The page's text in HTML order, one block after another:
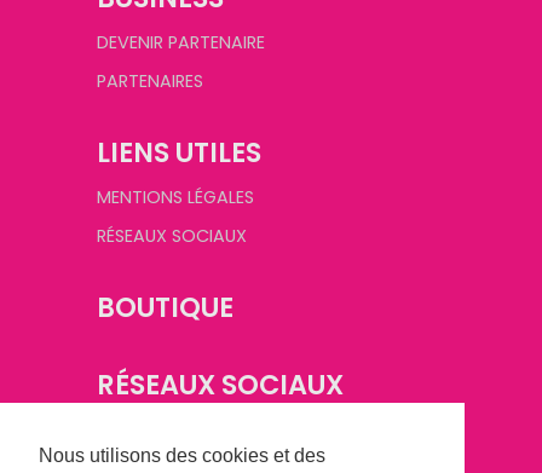
Nous utilisons des cookies et des
DEVENIR PARTENAIRE
PARTENAIRES
LIENS UTILES
MENTIONS LÉGALES
RÉSEAUX SOCIAUX
BOUTIQUE
RÉSEAUX SOCIAUX